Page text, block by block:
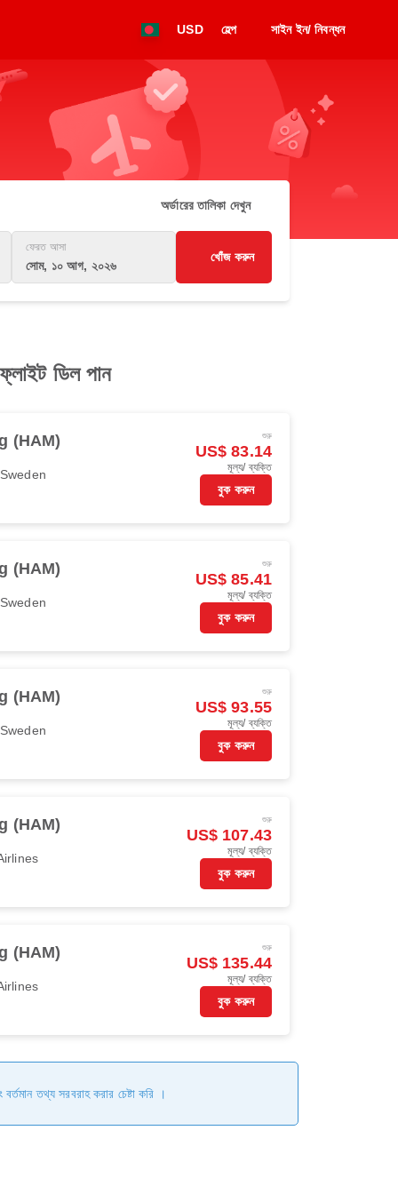
USD হেল্প সাইন ইন/ নিবন্ধন
অর্ডারের তালিকা দেখুন
ফেরত আসা
সোম, ১০ আগ, ২০২৬
খোঁজ করুন
ডিল পান
(HAM) শুরু
US$ 83.14
মূল্য/ ব্যক্তি
বুক করুন
(HAM) শুরু
US$ 85.41
মূল্য/ ব্যক্তি
বুক করুন
(HAM) শুরু
US$ 93.55
মূল্য/ ব্যক্তি
বুক করুন
(HAM) শুরু
US$ 107.43
মূল্য/ ব্যক্তি
বুক করুন
(HAM) শুরু
US$ 135.44
মূল্য/ ব্যক্তি
বুক করুন
তথ্য সরবরাহ করার চেষ্টা করি ।